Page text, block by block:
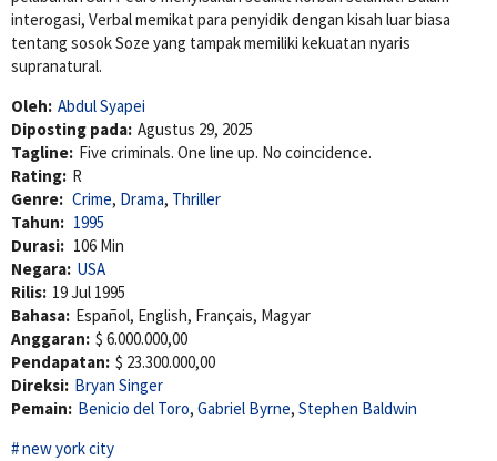
interogasi, Verbal memikat para penyidik dengan kisah luar biasa
tentang sosok Soze yang tampak memiliki kekuatan nyaris
supranatural.
Oleh: Abdul Syapei
Diposting pada: Agustus 29, 2025
Tagline: Five criminals. One line up. No coincidence.
Rating: R
Genre: Crime, Drama, Thriller
Tahun: 1995
Durasi: 106 Min
Negara: USA
Rilis: 19 Jul 1995
Bahasa: Español, English, Français, Magyar
Anggaran: $ 6.000.000,00
Pendapatan: $ 23.300.000,00
Direksi: Bryan Singer
Pemain: Benicio del Toro, Gabriel Byrne, Stephen Baldwin
new york city